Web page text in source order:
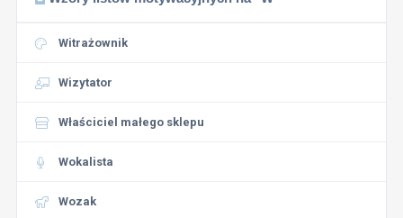
Witrażownik
Wizytator
Właściciel małego sklepu
Wokalista
Wozak